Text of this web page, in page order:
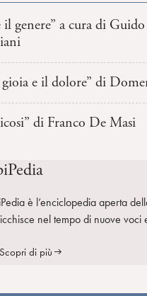
il genere” a cura di
e il dolore” di
di Franco De Masi
è l’enciclopedia aperta
nel tempo di nuove voci
Scopri di più